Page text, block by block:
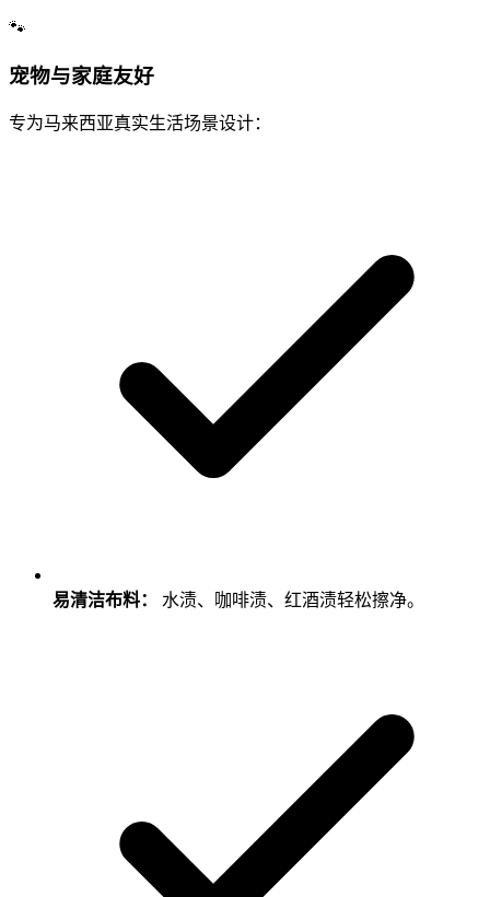
🐾
宠物与家庭友好
专为马来西亚真实生活场景设计：
易清洁布料： 水渍、咖啡渍、红酒渍轻松擦净。